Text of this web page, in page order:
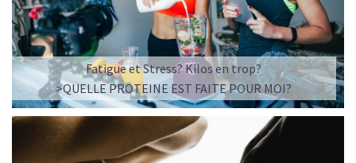
Fatigue et Stress? Kilos en trop?
>QUELLE PROTEINE EST FAITE POUR MOI?